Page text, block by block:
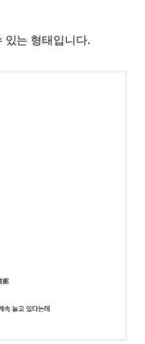
있는 형태입니다.